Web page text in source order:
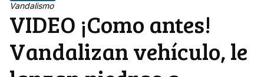
Vandalismo
VIDEO ¡Como antes!
Vandalizan vehículo, le